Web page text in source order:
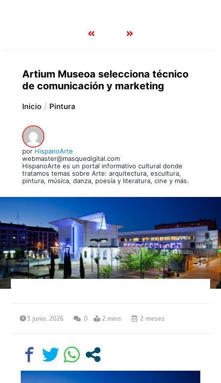
Artium Museoa selecciona técnico
de comunicación y marketing
Inicio Pintura
por HispanoArte
webmaster@masquedigital.com
HispanoArte es un portal informativo cultural donde
tratamos temas sobre Arte: arquitectura, escultura,
pintura, música, danza, poesía y literatura, cine y más.
3 junio, 2026 0 2 mins 2 meses